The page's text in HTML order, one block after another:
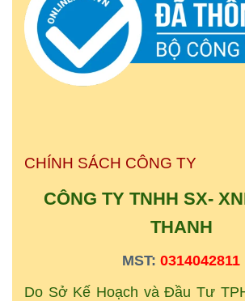
CHÍNH SÁCH CÔNG TY
CÔNG TY TNHH SX-
THANH
MST: 0314042811
Do Sở Kế Hoạch và Đầu Tư